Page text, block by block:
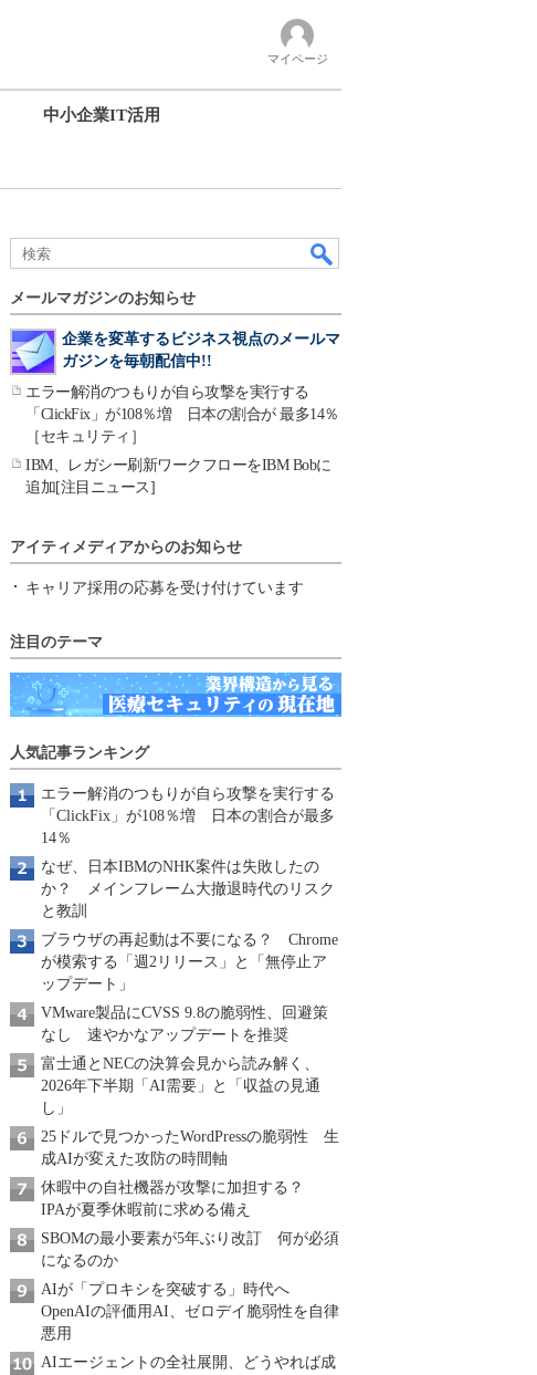
マイページ
中小企業IT活用
メールマガジンのお知らせ
企業を変革するビジネス視点のメールマ
ガジンを毎朝配信中!!
エラー解消のつもりが自ら攻撃を実行する
「ClickFix」が108％増 日本の割合が 最多14％
［セキュリティ］
IBM、レガシー刷新ワークフローをIBM Bobに
追加[注目ニュース]
アイティメディアからのお知らせ
キャリア採用の応募を受け付けています
注目のテーマ
人気記事ランキング
エラー解消のつもりが自ら攻撃を実行する
「ClickFix」が108％増 日本の割合が最多
14％
なぜ、日本IBMのNHK案件は失敗したの
か？ メインフレーム大撤退時代のリスク
と教訓
ブラウザの再起動は不要になる？ Chrome
が模索する「週2リリース」と「無停止ア
ップデート」
VMware製品にCVSS 9.8の脆弱性、回避策
なし 速やかなアップデートを推奨
富士通とNECの決算会見から読み解く、
2026年下半期「AI需要」と「収益の見通
し」
25ドルで見つかったWordPressの脆弱性 生
成AIが変えた攻防の時間軸
休暇中の自社機器が攻撃に加担する？
IPAが夏季休暇前に求める備え
SBOMの最小要素が5年ぶり改訂 何が必須
になるのか
AIが「プロキシを突破する」時代へ
OpenAIの評価用AI、ゼロデイ脆弱性を自律
悪用
AIエージェントの全社展開、どうやれば成